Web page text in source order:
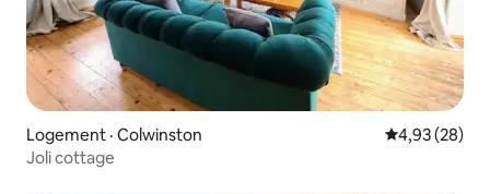
Logement · Colwinston Note
4,93 (28)
Joli cottage